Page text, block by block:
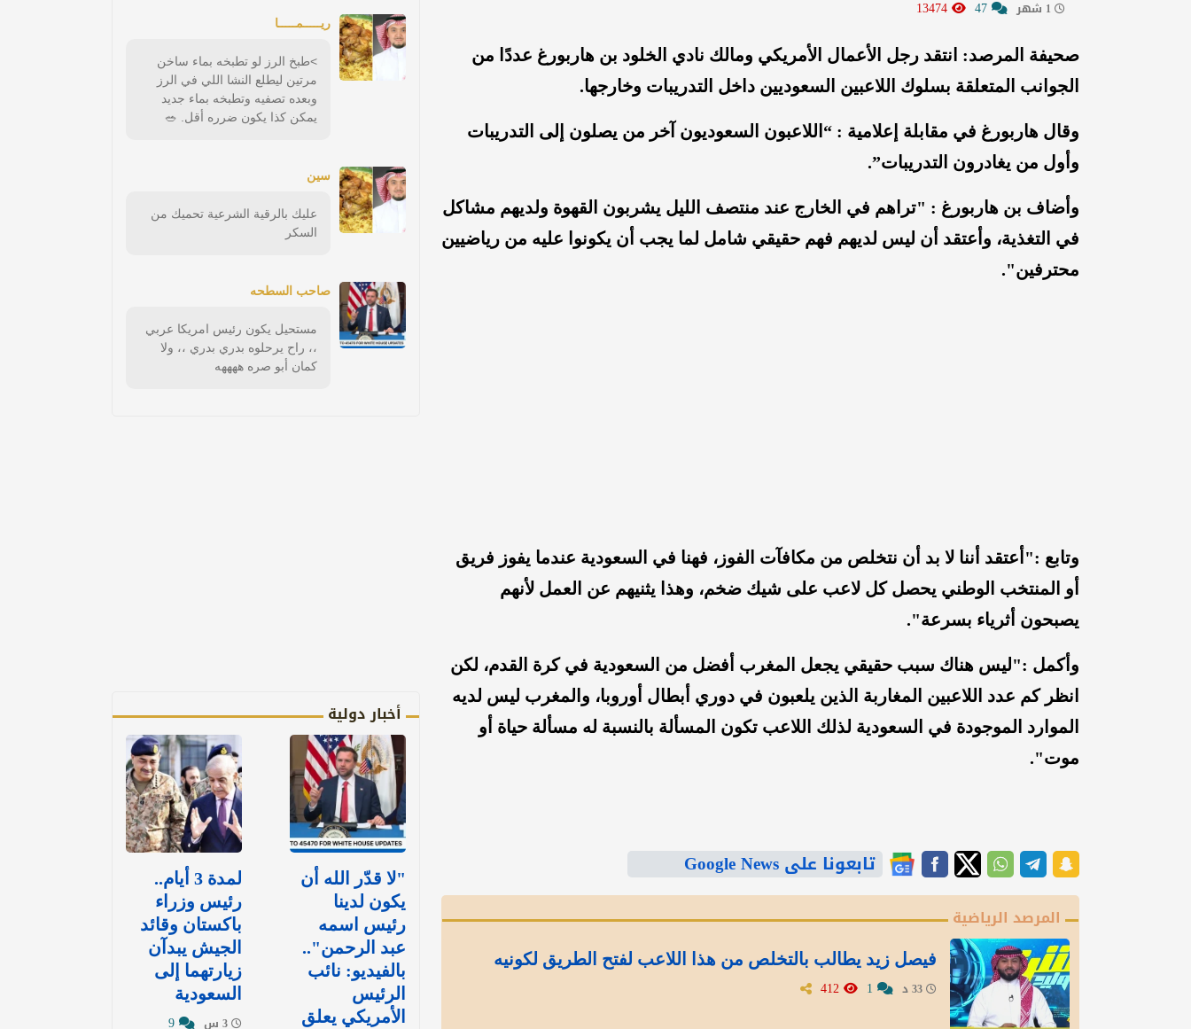
صحيفة المرصد: انتقد رجل الأعمال الأمريكي ومالك نادي الخلود بن هاربورغ عددًا من
الجوانب المتعلقة بسلوك اللاعبين السعوديين داخل التدريبات وخارجها.
وقال هاربورغ في مقابلة إعلامية : “اللاعبون السعوديون آخر من يصلون إلى التدريبات
وأول من يغادرون التدريبات”.
وأضاف بن هاربورغ : "تراهم في الخارج عند منتصف الليل يشربون القهوة ولديهم مشاكل
في التغذية، وأعتقد أن ليس لديهم فهم حقيقي شامل لما يجب أن يكونوا عليه من رياضيين
محترفين".
وتابع :"أعتقد أننا لا بد أن نتخلص من مكافآت الفوز، فهنا في السعودية عندما يفوز فريق
أو المنتخب الوطني يحصل كل لاعب على شيك ضخم، وهذا يثنيهم عن العمل لأنهم
يصبحون أثرياء بسرعة".
وأكمل :"ليس هناك سبب حقيقي يجعل المغرب أفضل من السعودية في كرة القدم، لكن
انظر كم عدد اللاعبين المغاربة الذين يلعبون في دوري أبطال أوروبا، والمغرب ليس لديه
الموارد الموجودة في السعودية لذلك اللاعب تكون المسألة بالنسبة له مسألة حياة أو
موت".
تابعونا على Google News
المرصد الرياضية
فيصل زيد يطالب بالتخلص من هذا اللاعب لفتح الطريق لكونيه
ريـــــمـــــا
>طبخ الرز لو تطبخه بماء ساخن
مرتين ليطلع النشا اللي في الرز
وبعده تصفيه وتطبخه بماء جديد
يمكن كذا يكون ضرره أقل. 🥗
سين
عليك بالرقية الشرعية تحميك من
السكر
صاحب السطحه
مستحيل يكون رئيس امريكا عربي
،، راح يرحلوه بدري بدري ،، ولا
كمان أبو صره ههههه
أخبار دولية
"لا قدّر الله أن
يكون لدينا
رئيس اسمه
عبد الرحمن"..
بالفيديو: نائب
الرئيس
الأمريكي يعلق
لمدة 3 أيام..
رئيس وزراء
باكستان وقائد
الجيش يبدآن
زيارتهما إلى
السعودية